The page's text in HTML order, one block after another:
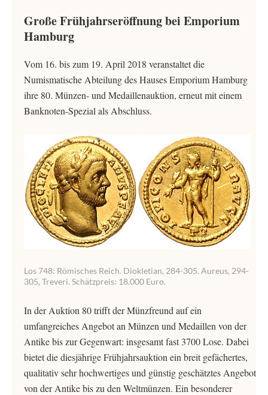
Große Frühjahrseröffnung bei Emporium
Hamburg
Vom 16. bis zum 19. April 2018 veranstaltet die
Numismatische Abteilung des Hauses Emporium Hamburg
ihre 80. Münzen- und Medaillenauktion, erneut mit einem
Banknoten-Spezial als Abschluss.
Los 748: Römisches Reich. Diokletian, 284-305. Aureus, 294-
305, Treveri. Schätzpreis: 18.000 Euro.
In der Auktion 80 trifft der Münzfreund auf ein
umfangreiches Angebot an Münzen und Medaillen von der
Antike bis zur Gegenwart: insgesamt fast 3700 Lose. Dabei
bietet die diesjährige Frühjahrsauktion ein breit gefächertes,
qualitativ sehr hochwertiges und günstig geschätztes Angebot
von der Antike bis zu den Weltmünzen. Ein besonderer